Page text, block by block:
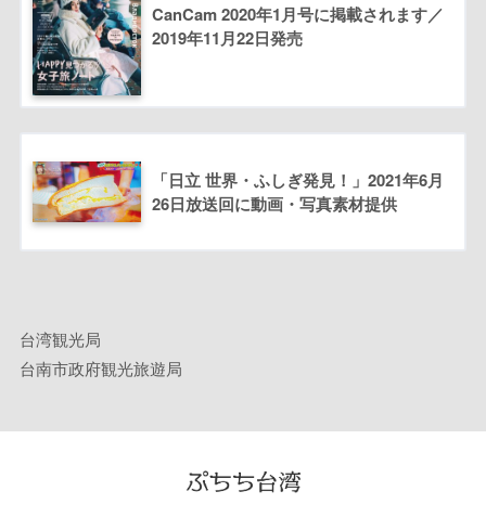
CanCam 2020年1月号に掲載されます／
2019年11月22日発売
「日立 世界・ふしぎ発見！」2021年6月
26日放送回に動画・写真素材提供
台湾観光局
台南市政府観光旅遊局